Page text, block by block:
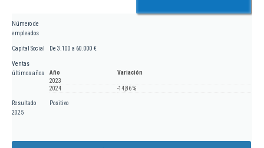
Número de
empleados
Capital Social De 3.100 a 60.000 €
Ventas
últimos años
Año
Variación
2023
2024
-14,86 %
Resultado
2025
Positivo